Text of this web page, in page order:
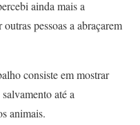
ainda mais a
pessoas a abraçarem
consiste em mostrar
até a
animais.